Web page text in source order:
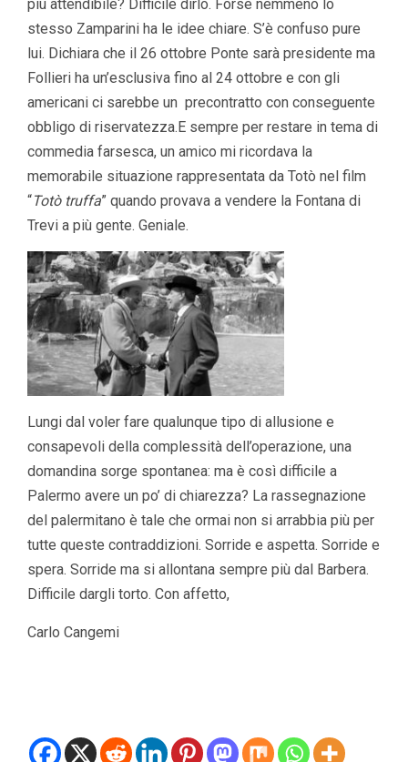
più attendibile? Difficile dirlo. Forse nemmeno lo
stesso Zamparini ha le idee chiare. S’è confuso pure
lui. Dichiara che il 26 ottobre Ponte sarà presidente ma
Follieri ha un’esclusiva fino al 24 ottobre e con gli
americani ci sarebbe un precontratto con conseguente
obbligo di riservatezza.E sempre per restare in tema di
commedia farsesca, un amico mi ricordava la
memorabile situazione rappresentata da Totò nel film
“Totò truffa” quando provava a vendere la Fontana di
Trevi a più gente. Geniale.
Lungi dal voler fare qualunque tipo di allusione e
consapevoli della complessità dell’operazione, una
domandina sorge spontanea: ma è così difficile a
Palermo avere un po’ di chiarezza? La rassegnazione
del palermitano è tale che ormai non si arrabbia più per
tutte queste contraddizioni. Sorride e aspetta. Sorride e
spera. Sorride ma si allontana sempre più dal Barbera.
Difficile dargli torto. Con affetto,
Carlo Cangemi